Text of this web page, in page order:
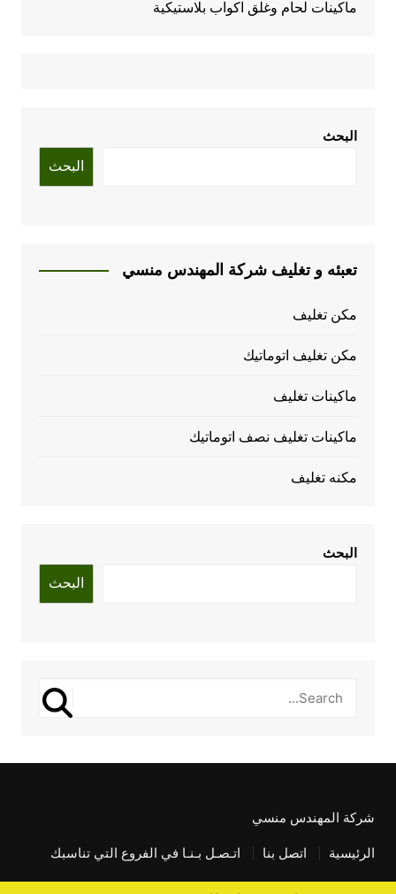
ماكينات لحام وغلق اكواب بلاستيكية
البحث
البحث
تعبئه و تغليف شركة المهندس منسي
مكن تغليف
مكن تغليف اتوماتيك
ماكينات تغليف
ماكينات تغليف نصف اتوماتيك
مكنه تغليف
البحث
البحث
شركة المهندس منسي
الرئيسية اتصل بنا اتـصـل بـنـا في الفروع التي تناسبك